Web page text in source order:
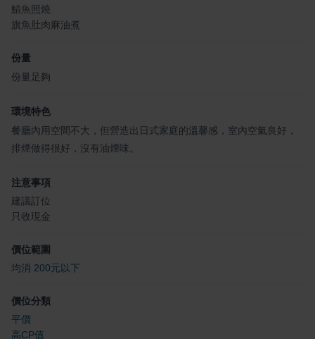
鯖魚照燒
旗魚肚肉麻油煮
份量
份量足夠
環境特色
餐廳內用空間不大，但營造出日式家庭的溫馨感，室內空氣良好，
排煙做得很好，沒有油煙味。
注意事項
建議訂位
只收現金
價位範圍
均消 200元以下
價位分類
平價
高CP值